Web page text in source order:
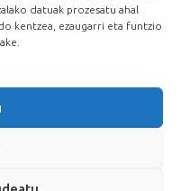
datuak prozesatu ahal
kentzea, ezaugarri eta funtzio